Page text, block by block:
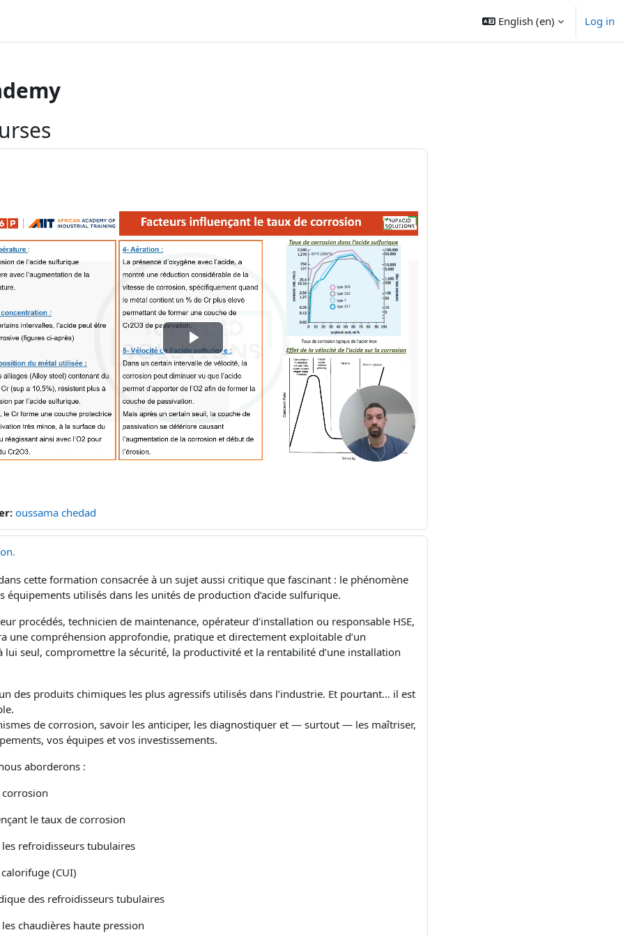
English ‎(en)‎ Log in
Play
Video
oussama chedad
cette formation consacrée à un sujet aussi critique que fascinant : le phénomène
équipements utilisés dans les unités de production d’acide sulfurique.
procédés, technicien de maintenance, opérateur d’installation ou responsable HSE,
une compréhension approfondie, pratique et directement exploitable d’un
lui seul, compromettre la sécurité, la productivité et la rentabilité d’une installation
des produits chimiques les plus agressifs utilisés dans l’industrie. Et pourtant… il est
de corrosion, savoir les anticiper, les diagnostiquer et — surtout — les maîtriser,
vos équipes et vos investissements.
aborderons :
le taux de corrosion
refroidisseurs tubulaires
(CUI)
des refroidisseurs tubulaires
chaudières haute pression